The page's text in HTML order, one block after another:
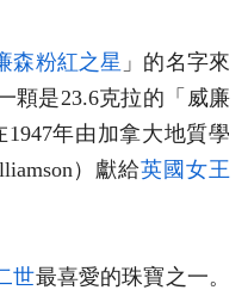
森粉紅之星 」的名字來
顆是23.6克拉的「威廉
年由加拿大地質學
）獻給英國女王
世最喜愛的珠寶之一。